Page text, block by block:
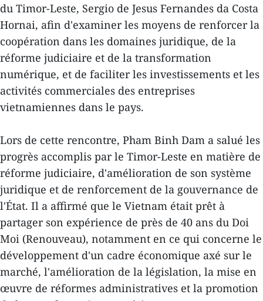
du Timor-Leste, Sergio de Jesus Fernandes da Costa
Hornai, afin d'examiner les moyens de renforcer la
coopération dans les domaines juridique, de la
réforme judiciaire et de la transformation
numérique, et de faciliter les investissements et les
activités commerciales des entreprises
vietnamiennes dans le pays.
Lors de cette rencontre, Pham Binh Dam a salué les
progrès accomplis par le Timor-Leste en matière de
réforme judiciaire, d'amélioration de son système
juridique et de renforcement de la gouvernance de
l'État. Il a affirmé que le Vietnam était prêt à
partager son expérience de près de 40 ans du Doi
Moi (Renouveau), notamment en ce qui concerne le
développement d'un cadre économique axé sur le
marché, l'amélioration de la législation, la mise en
œuvre de réformes administratives et la promotion